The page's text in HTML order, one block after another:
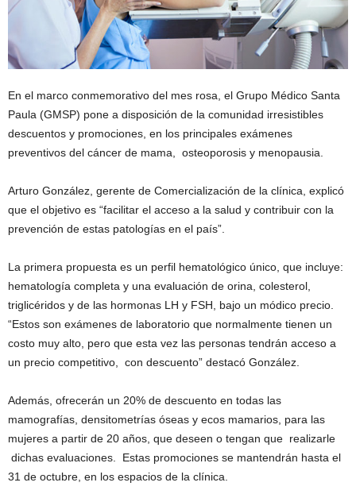
En el marco conmemorativo del mes rosa, el Grupo Médico Santa
Paula (GMSP) pone a disposición de la comunidad irresistibles
descuentos y promociones, en los principales exámenes
preventivos del cáncer de mama, osteoporosis y menopausia.
Arturo González, gerente de Comercialización de la clínica, explicó
que el objetivo es “facilitar el acceso a la salud y contribuir con la
prevención de estas patologías en el país”.
La primera propuesta es un perfil hematológico único, que incluye:
hematología completa y una evaluación de orina, colesterol,
triglicéridos y de las hormonas LH y FSH, bajo un módico precio.
“Estos son exámenes de laboratorio que normalmente tienen un
costo muy alto, pero que esta vez las personas tendrán acceso a
un precio competitivo, con descuento” destacó González.
Además, ofrecerán un 20% de descuento en todas las
mamografías, densitometrías óseas y ecos mamarios, para las
mujeres a partir de 20 años, que deseen o tengan que realizarle
dichas evaluaciones. Estas promociones se mantendrán hasta el
31 de octubre, en los espacios de la clínica.